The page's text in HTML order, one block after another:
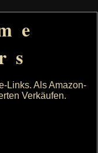
Links. Als Amazon-
Verkäufen.